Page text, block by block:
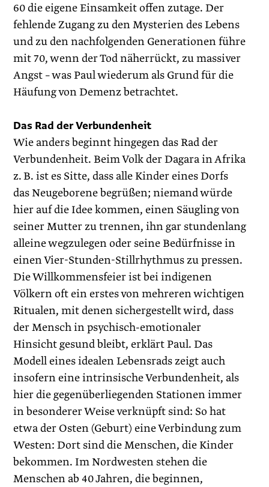
60 die eigene Einsamkeit offen zutage. Der
fehlende Zugang zu den Mysterien des Lebens
und zu den nachfolgenden Generationen führe
mit 70, wenn der Tod näherrückt, zu massiver
Angst – was Paul wiederum als Grund für die
Häufung von Demenz betrachtet.
Das Rad der Verbundenheit
Wie anders beginnt hingegen das Rad der
Verbundenheit. Beim Volk der ­Dagara in Afrika
z. B. ist es Sitte, dass alle Kinder eines Dorfs
das Neugeborene begrüßen; niemand würde
hier auf die Idee kommen, einen Säugling von
seiner Mutter zu trennen, ihn gar stundenlang
alleine wegzulegen oder seine Bedürfnisse in
einen Vier-Stunden-Stillrhythmus zu pressen.
Die Willkommensfeier ist bei indigenen
Völkern oft ein erstes von mehreren wichtigen
Ritualen, mit denen sichergestellt wird, dass
der Mensch in psychisch-emotionaler
Hinsicht gesund bleibt, erklärt Paul. Das
Modell eines idealen Lebensrads zeigt auch
insofern eine intrinsische Verbundenheit, als
hier die gegenüberliegenden Stationen immer
in besonderer Weise verknüpft sind: So hat
etwa der Osten (Geburt) eine Verbindung zum
Westen: Dort sind die Menschen, die Kinder
bekommen. Im Nordwesten stehen die
Menschen ab 40 Jahren, die beginnen,